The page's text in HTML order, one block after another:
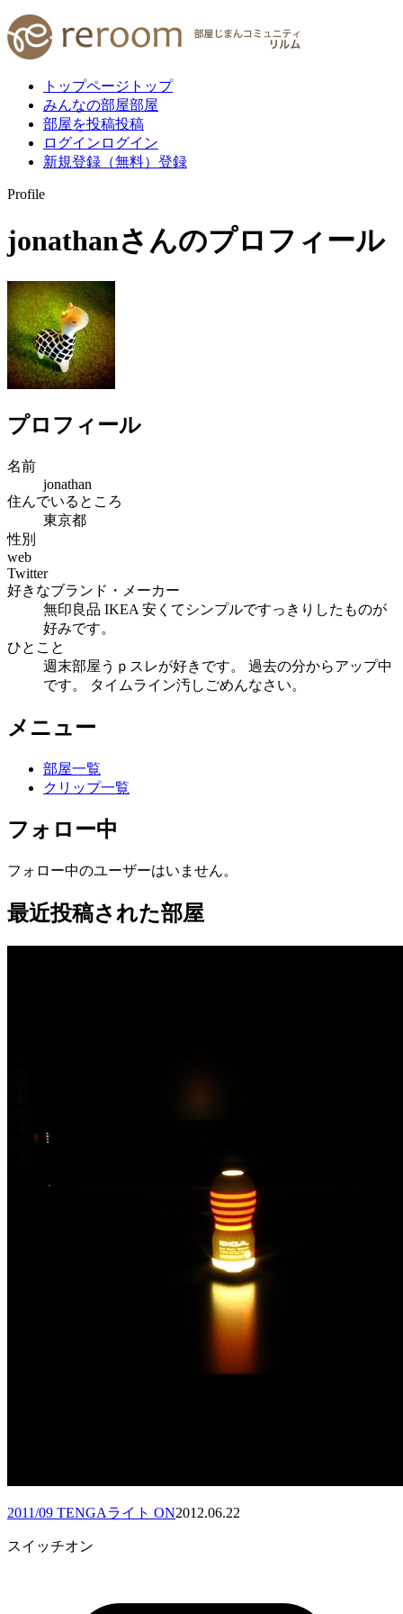
トップページ トップ
みんなの部屋部屋
部屋を投稿投稿
ログイン ログイン
新規登録（無料） 登録
Profile
jonathanさんのプロフィール
プロフィール
名前
jonathan
住んでいるところ
東京都
性別
web
Twitter
好きなブランド・メーカー
無印良品 IKEA 安くてシンプルですっきりしたものが
好みです。
ひとこと
週末部屋うｐスレが好きです。 過去の分からアップ中
です。 タイムライン汚しごめんなさい。
メニュー
部屋一覧
クリップ一覧
フォロー中
フォロー中のユーザーはいません。
最近投稿された部屋
2011/09 TENGAライト ON2012.06.22
スイッチオン